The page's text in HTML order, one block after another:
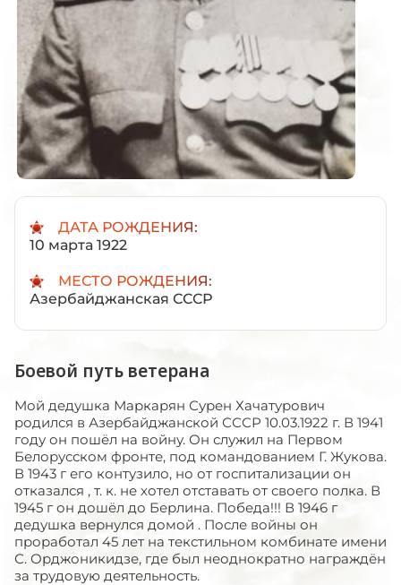
ДАТА РОЖДЕНИЯ:
10 марта 1922
МЕСТО РОЖДЕНИЯ:
Азербайджанская СССР
Боевой путь ветерана
Мой дедушка Маркарян Сурен Хачатурович
родился в Азербайджанской СССР 10.03.1922 г. В 1941
году он пошёл на войну. Он служил на Первом
Белорусском фронте, под командованием Г. Жукова.
В 1943 г его контузило, но от госпитализации он
отказался , т. к. не хотел отставать от своего полка. В
1945 г он дошёл до Берлина. Победа!!! В 1946 г
дедушка вернулся домой . После войны он
проработал 45 лет на текстильном комбинате имени
С. Орджоникидзе, где был неоднократно награждён
за трудовую деятельность.